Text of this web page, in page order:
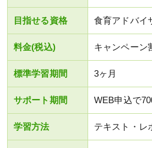
目指せる資格 食育アドバイ
料金(税込) キャンペーン
標準学習期間 3ヶ月
サポート期間 WEB申込で
学習方法 テキスト・レ